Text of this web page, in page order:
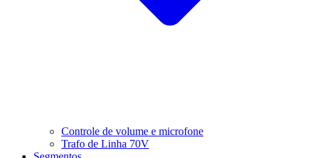
Controle de volume e microfone
Trafo de Linha 70V